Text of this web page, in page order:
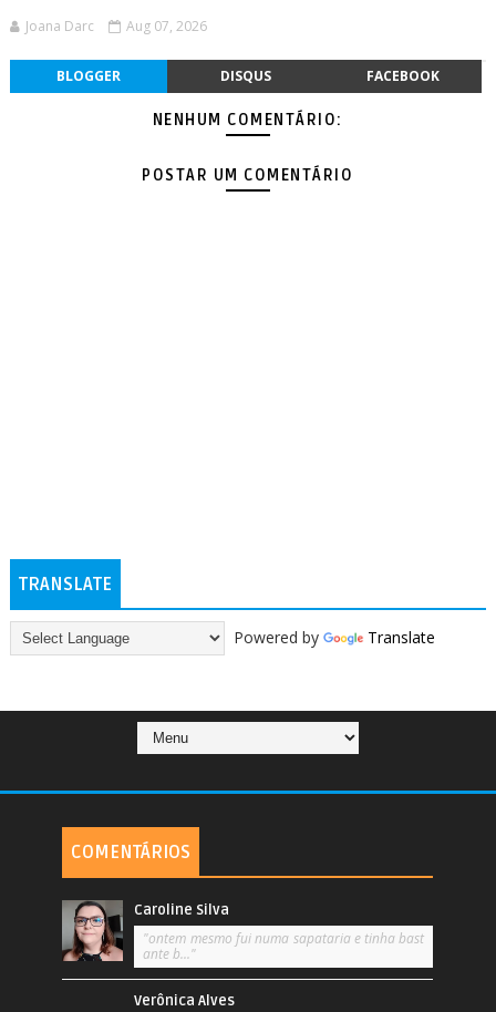
Joana Darc Aug 07, 2026
BLOGGER DISQUS FACEBOOK
NENHUM COMENTÁRIO:
POSTAR UM COMENTÁRIO
TRANSLATE
Powered by Translate
COMENTÁRIOS
Caroline Silva
"ontem mesmo fui numa sapataria e tinha bast
ante b..."
Verônica Alves